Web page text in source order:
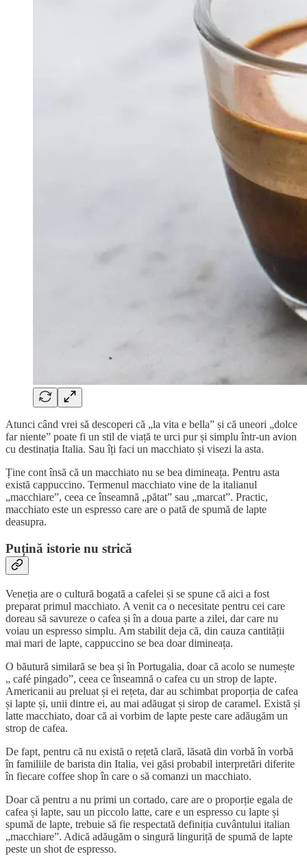
Atunci când vrei să descoperi că „la vita e bella” și că uneori „dolce
far niente” poate fi un stil de viață te urci pur și simplu într-un avion
cu destinația Italia. Sau îți faci un macchiato și visezi la asta.
Ține cont însă că un macchiato nu se bea dimineața. Pentru asta
există cappuccino. Termenul macchiato vine de la italianul
„macchiare”, ceea ce înseamnă „pătat” sau „marcat”. Practic,
macchiato este un espresso care are o pată de spumă de lapte
deasupra.
Puțină istorie nu strică
Veneția are o cultură bogată a cafelei și se spune că aici a fost
preparat primul macchiato. A venit ca o necesitate pentru cei care
doreau să savureze o cafea și în a doua parte a zilei, dar care nu
voiau un espresso simplu. Am stabilit deja că, din cauza cantității
mai mari de lapte, cappuccino se bea doar dimineața.
O băutură similară se bea și în Portugalia, doar că acolo se numește
„ café pingado”, ceea ce înseamnă o cafea cu un strop de lapte.
Americanii au preluat și ei rețeta, dar au schimbat proporția de cafea
și lapte și, unii dintre ei, au mai adăugat și sirop de caramel. Există și
latte macchiato, doar că ai vorbim de lapte peste care adăugăm un
strop de cafea.
De fapt, pentru că nu există o rețetă clară, lăsată din vorbă în vorbă
în familiile de barista din Italia, vei găsi probabil interpretări diferite
în fiecare coffee shop în care o să comanzi un macchiato.
Doar că pentru a nu primi un cortado, care are o proporție egala de
cafea și lapte, sau un piccolo latte, care e un espresso cu lapte și
spumă de lapte, trebuie să fie respectată definiția cuvântului italian
„macchiare”. Adică adăugăm o singură linguriță de spumă de lapte
peste un shot de espresso.